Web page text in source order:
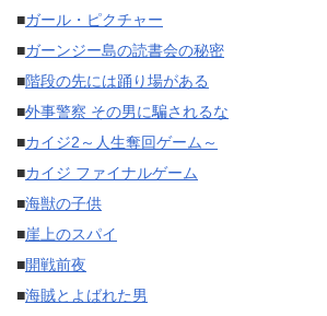
■ガール・ピクチャー
■ガーンジー島の読書会の秘密
■階段の先には踊り場がある
■外事警察 その男に騙されるな
■カイジ2～人生奪回ゲーム～
■カイジ ファイナルゲーム
■海獣の子供
■崖上のスパイ
■開戦前夜
■海賊とよばれた男